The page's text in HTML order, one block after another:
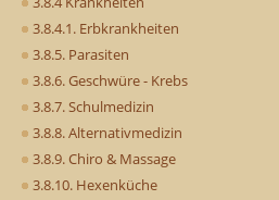
3.8.4.1. Erbkrankheiten
3.8.5. Parasiten
3.8.6. Geschwüre - Krebs
3.8.7. Schulmedizin
3.8.8. Alternativmedizin
3.8.9. Chiro & Massage
3.8.10. Hexenküche